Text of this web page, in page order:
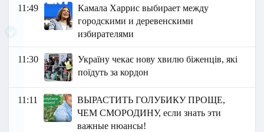
11:49
Камала Харрис выбирает между
городскими и деревенскими
избирателями
11:30
Україну чекає нову хвилю біженців, які
поїдуть за кордон
11:11
ВЫРАСТИТЬ ГОЛУБИКУ ПРОЩЕ,
ЧЕМ СМОРОДИНУ, если знать эти
важные нюансы!